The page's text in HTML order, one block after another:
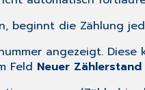
beginnt die Zählung
angezeigt.
Feld Neuer Zählerstand